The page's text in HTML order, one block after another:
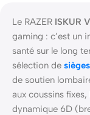
Le RAZER ISKUR
gaming : c’est un
santé sur le long
sélection de
de soutien
aux coussins fixes,
dynamique 6D